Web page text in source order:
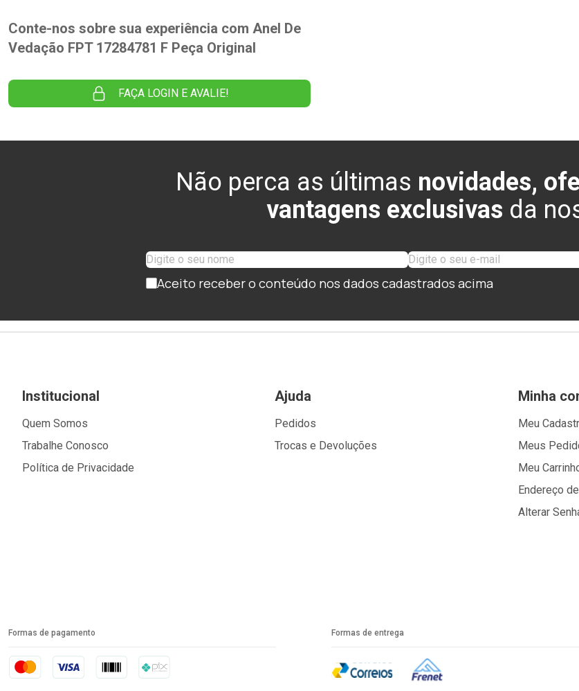
Conte-nos sobre sua experiência com Anel De
Vedação FPT 17284781 F Peça Original
FAÇA LOGIN E AVALIE!
Não perca as últimas novidades,
vantagens exclusivas da
Aceito receber o conteúdo nos dados cadastrados acima
Institucional
Quem Somos
Trabalhe Conosco
Política de Privacidade
Ajuda
Pedidos
Trocas e Devoluções
Minha
Meu
Meus
Meu
Endereço
Alterar
Formas de pagamento Formas de entrega